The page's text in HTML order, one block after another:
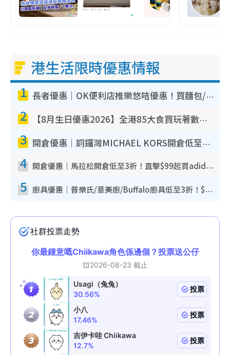
港生活限時優惠情報
1 長者優惠｜OK便利店推樂悠咭優惠！買麵包/牛奶/保健品拍卡即減
2 【8月生日優惠2026】全港85大食買玩著數攻略 自助餐/火鍋放題同行免費＋誠品/DONKI送現金券
3 開倉優惠｜銅鑼灣MICHAEL KORS開倉低至17折！直擊$500起買手袋/銀包/鞋款 必買經典Jet Set系列
4 開倉優惠｜馬拉松開倉低至3折！直擊$99起買adidas／New Balance／Puma鞋款 STANLEY保溫杯劈價至$119起
5 廚具優惠｜普樂氏/意美廚/Buffalo廚具低至3折！$89起買煎鍋／炒鑊／個人鍋 同場小家電激減至$99起